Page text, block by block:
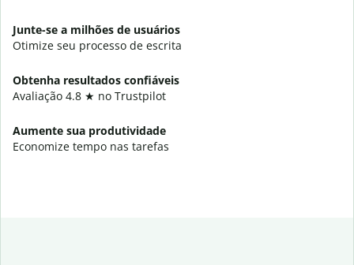
Junte-se a milhões de usuários
Otimize seu processo de escrita
Obtenha resultados confiáveis
Avaliação 4.8 ★ no Trustpilot
Aumente sua produtividade
Economize tempo nas tarefas